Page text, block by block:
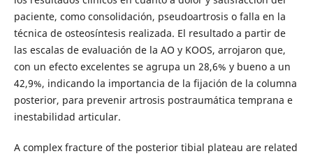
paciente, como consolidación, pseudoartrosis o falla en la
técnica de osteosíntesis realizada. El resultado a partir de
las escalas de evaluación de la AO y KOOS, arrojaron que,
con un efecto excelentes se agrupa un 28,6% y bueno a un
42,9%, indicando la importancia de la fijación de la columna
posterior, para prevenir artrosis postraumática temprana e
inestabilidad articular.
A complex fracture of the posterior tibial plateau are related